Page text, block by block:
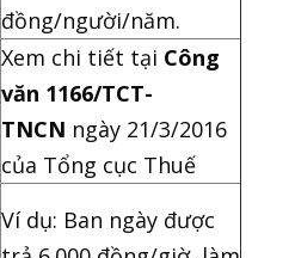
đồng/người/năm.
Xem chi tiết tại Công
văn 1166/TCT-
TNCN ngày 21/3/2016
của Tổng cục Thuế
Ví dụ: Ban ngày được